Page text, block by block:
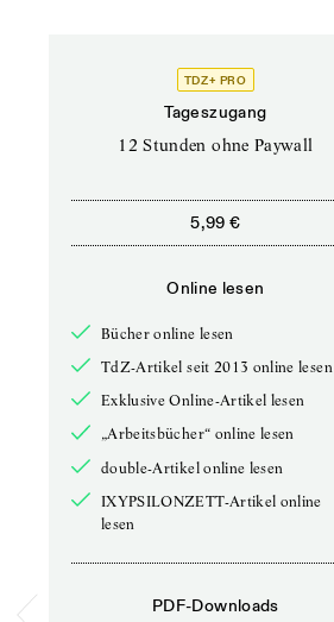
TDZ+ PRO
Tageszugang
12 Stunden ohne Paywall
5,99 €
Online lesen
Bücher online lesen
TdZ-Artikel seit 2013 online lesen
Exklusive Online-Artikel lesen
„Arbeitsbücher“ online lesen
double-Artikel online lesen
IXYPSILONZETT-Artikel online
lesen
PDF-Downloads